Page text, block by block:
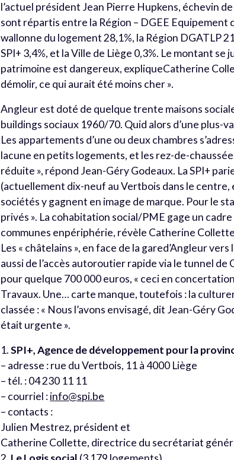
l’actuel président Jean Pierre Hupkens, échevin
sont répartis entre la Région – DGEE Equipement
wallonne du logement 28,1%, la Région DGATLP
SPI+ 3,4%, et la Ville de Liège 0,3%. Le montant
patrimoine est dangereux, expliqueCatherine
démolir, ce qui aurait été moins cher ».
Angleur est doté de quelque trente maisons
buildings sociaux 1960/70. Quid alors d’une plus-
Les appartements d’une ou deux chambres
lacune en petits logements, et les rez-de-
réduite », répond Jean-Géry Godeaux. La SPI+
(actuellement dix-neuf au Vertbois dans le centre,
sociétés y gagnent en image de marque. Pour le
privés ». La cohabitation social/PME gage un
communes enpériphérie, révèle Catherine
Les « châtelains », en face de la gared’Angleur
aussi de l’accès autoroutier rapide via le tunnel
pour quelque 700 000 euros, « ceci en
Travaux. Une… carte manque, toutefois : la
classée : « Nous l’avons envisagé, dit Jean-Géry
était urgente ».
1.SPI+, Agence de développement pour la
– adresse : rue du Vertbois, 11 à 4000 Liège
– tél. : 04 230 11 11
– courriel :info@spi.be
– contacts :
Julien Mestrez, président et
Catherine Collette, directrice du secrétariat